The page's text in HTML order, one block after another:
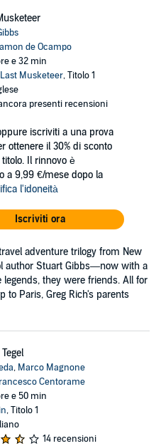
de Ocampo
e 32 min
Musketeer, Titolo 1
presenti recensioni
iscriviti a una prova
ottenere il 30% di sconto
Il rinnovo è
a 9,99 €/mese dopo la
l'idoneità
Iscriviti ora
adventure trilogy from New
author Stuart Gibbs—now with a
they were friends. All for
to Paris, Greg Rich's parents
, Marco Magnone
Centorame
e 50 min
, Titolo 1
14 recensioni